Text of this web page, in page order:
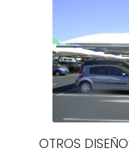
OTROS